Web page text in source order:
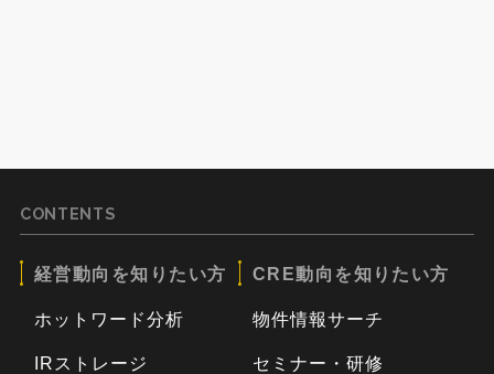
CONTENTS
経営動向を知りたい方
ホットワード分析
IRストレージ
CRE動向を知りたい方
物件情報サーチ
セミナー・研修